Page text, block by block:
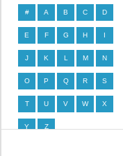
# A B C D
E F G H I
J K L M N
O P Q R S
T U V W X
Y Z